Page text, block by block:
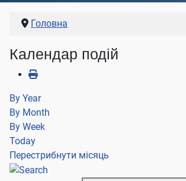
Головна
Календар подій
By Year
By Month
By Week
Today
Перестрибнути місяць